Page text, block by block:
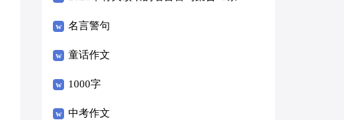
名言警句
童话作文
1000字
中考作文